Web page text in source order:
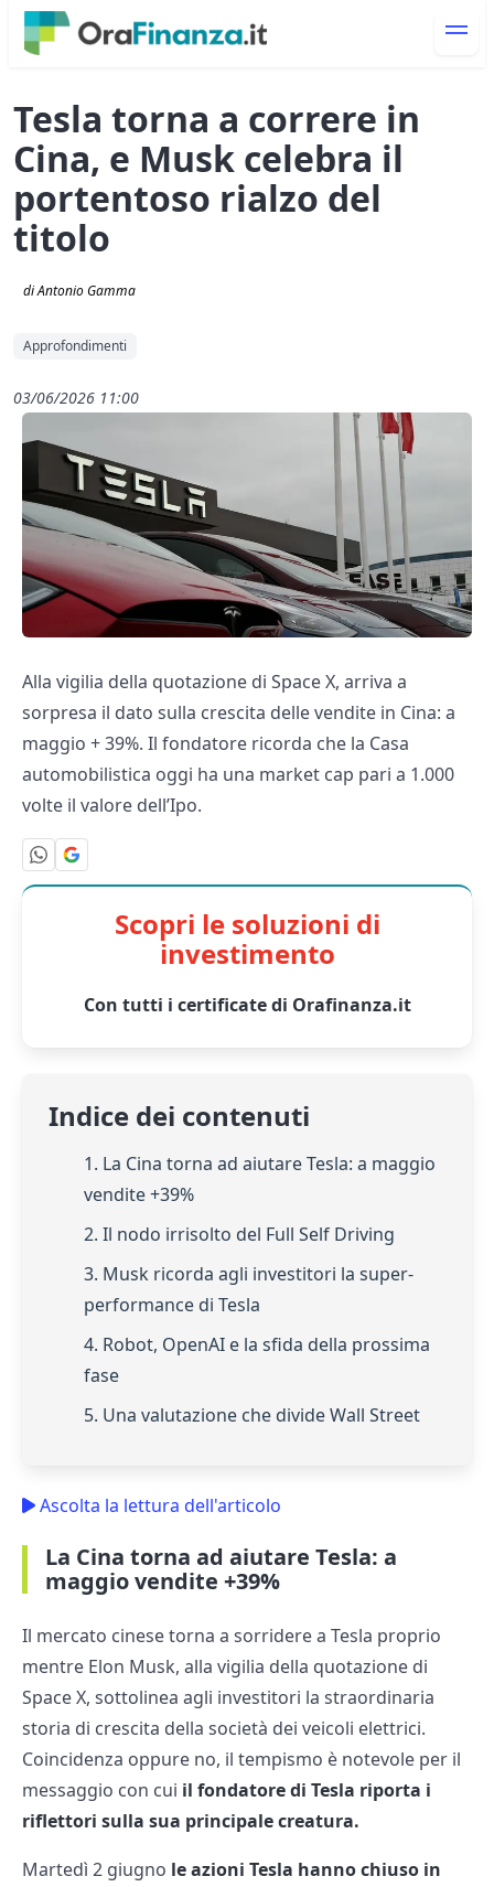
Tesla torna a correre in
Cina, e Musk celebra il
portentoso rialzo del
titolo
di Antonio Gamma
Approfondimenti
03/06/2026 11:00
Alla vigilia della quotazione di Space X, arriva a
sorpresa il dato sulla crescita delle vendite in Cina: a
maggio + 39%. Il fondatore ricorda che la Casa
automobilistica oggi ha una market cap pari a 1.000
volte il valore dell’Ipo.
Scopri le soluzioni di
investimento
Con tutti i certificate di Orafinanza.it
Indice dei contenuti
1. La Cina torna ad aiutare Tesla: a maggio
vendite +39%
2. Il nodo irrisolto del Full Self Driving
3. Musk ricorda agli investitori la super-
performance di Tesla
4. Robot, OpenAI e la sfida della prossima
fase
5. Una valutazione che divide Wall Street
Ascolta la lettura dell'articolo
La Cina torna ad aiutare Tesla: a
maggio vendite +39%
Il mercato cinese torna a sorridere a Tesla proprio
mentre Elon Musk, alla vigilia della quotazione di
Space X, sottolinea agli investitori la straordinaria
storia di crescita della società dei veicoli elettrici.
Coincidenza oppure no, il tempismo è notevole per il
messaggio con cui il fondatore di Tesla riporta i
riflettori sulla sua principale creatura.
Martedì 2 giugno le azioni Tesla hanno chiuso in